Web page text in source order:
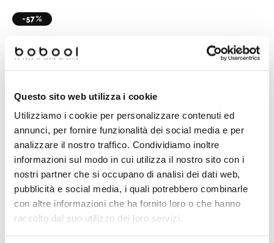
Questo sito web utilizza i cookie
Utilizziamo i cookie per personalizzare contenuti ed
annunci, per fornire funzionalità dei social media e per
analizzare il nostro traffico. Condividiamo inoltre
informazioni sul modo in cui utilizza il nostro sito con i
nostri partner che si occupano di analisi dei dati web,
pubblicità e social media, i quali potrebbero combinarle
con altre informazioni che ha fornito loro o che hanno
raccolto dal suo utilizzo dei loro servizi.
-57%
Gres porcellanato effetto
legno naturale beige
chiaro, rettificato, 20x120
cm Natural - Home,
Ceramica Euro
€ 27,71/MQ
Battiscopa effetto pietra in
gres porcellanato, Dark
7,3x60 cm - Highstone,
Ceramica Sant'Agostino
Richiedi preventivo